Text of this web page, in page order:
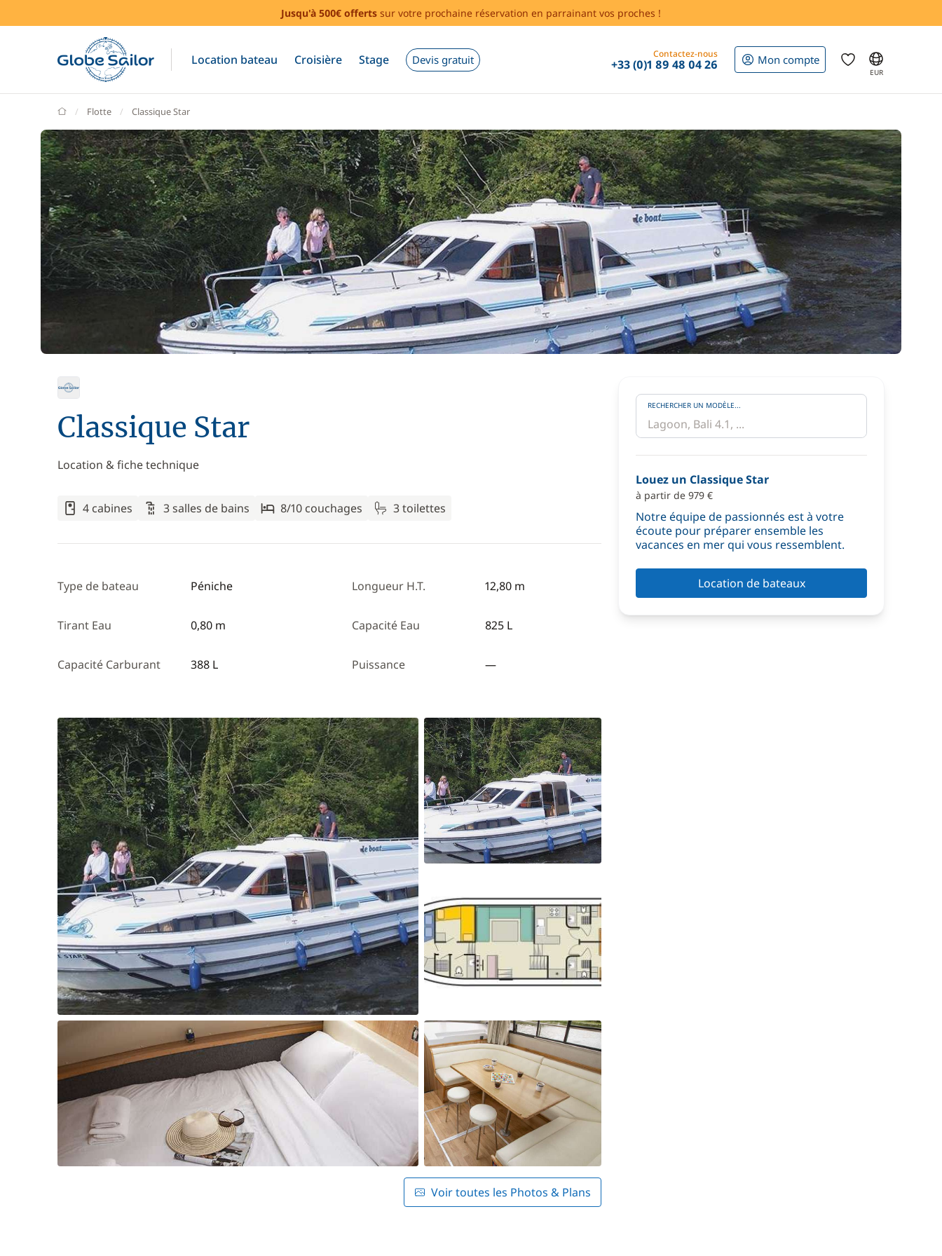
Jusqu'à 500€ offerts sur votre prochaine réservation en parrainant vos proches !
Location bateau Croisière Stage Devis gratuit Contactez-nous
+33 (0)1 89 48 04 26 Mon compte
EUR
GlobeSailor
Flotte Classique Star
Classique Star
Location & fiche technique
4 cabines 3 salles de bains 8/10 couchages 3 toilettes
Type de bateau Péniche Longueur H.T. 12,80 m
Tirant Eau 0,80 m Capacité Eau 825 L
Capacité Carburant 388 L Puissance —
Voir toutes les Photos & Plans
RECHERCHER UN MODÈLE...
Louez un Classique Star
à partir de 979 €
Notre équipe de passionnés est à votre
écoute pour préparer ensemble les
vacances en mer qui vous ressemblent.
Location de bateaux